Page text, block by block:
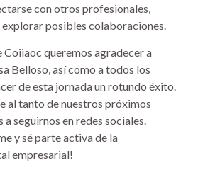
con otros profesionales,
posibles colaboraciones.
Coiiaoc queremos agradecer a
Belloso, así como a todos los
de esta jornada un rotundo éxito.
al tanto de nuestros próximos
seguirnos en redes sociales.
y sé parte activa de la
empresarial!